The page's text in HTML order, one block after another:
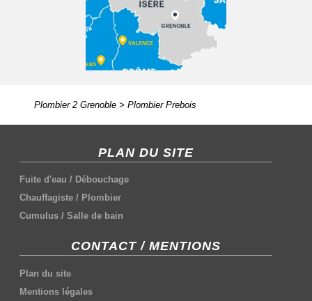
Plombier 2 Grenoble> Plombier Prebois
PLAN DU SITE
Fuite d'eau / Débouchage
Chauffagiste / Plombier
Cumulus /Salle de bain
CONTACT / MENTIONS
Plan du site
Mentions légales